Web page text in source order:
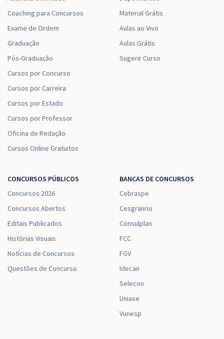
Coaching para Concursos
Exame de Ordem
Graduação
Pós-Graduação
Cursos por Concurso
Cursos por Carreira
Cursos por Estado
Cursos por Professor
Oficina de Redação
Cursos Online Gratuitos
Material Grátis
Aulas ao Vivo
Aulas Grátis
Sugerir Curso
CONCURSOS PÚBLICOS
Concursos 2026
Concursos Abertos
Editais Publicados
Histórias Visuais
Notícias de Concursos
Questões de Concurso
BANCAS DE CONCURSOS
Cebraspe
Cesgranrio
Consulplan
FCC
FGV
Idecan
Selecon
Uniase
Vunesp